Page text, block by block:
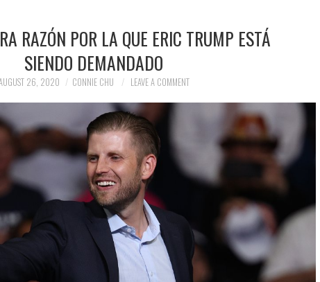
RAZÓN POR LA QUE ERIC TRUMP ESTÁ
SIENDO DEMANDADO
26, 2020 CONNIE CHU LEAVE A COMMENT